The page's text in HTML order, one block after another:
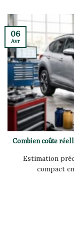
Combien coûte
Estimation
compact
06
Avr